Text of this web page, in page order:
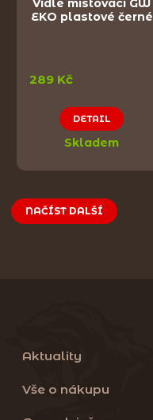
Vidle místovací GW
EKO plastové černé
289 Kč
DETAIL
Skladem
NAČÍST DALŠÍ
Aktuality
Vše o nákupu